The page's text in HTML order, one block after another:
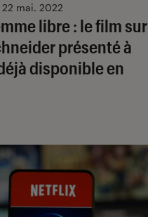
libre: le film sur
présenté à
disponible en
22 mai. 2022